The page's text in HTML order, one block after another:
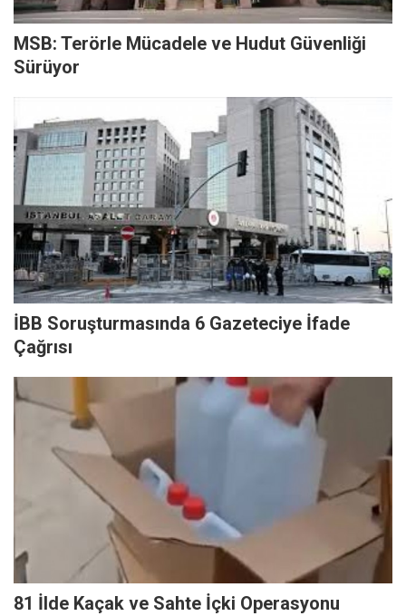
MSB: Terörle Mücadele ve Hudut Güvenliği
Sürüyor
İBB Soruşturmasında 6 Gazeteciye İfade
Çağrısı
81 İlde Kaçak ve Sahte İçki Operasyonu